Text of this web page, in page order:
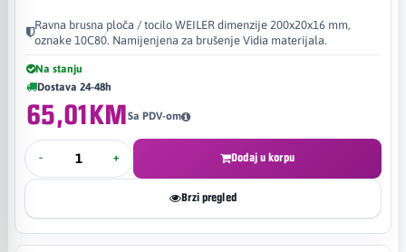
Ravna brusna ploča / tocilo WEILER dimenzije 200x20x16 mm,
oznake 10C80. Namijenjena za brušenje Vidia materijala.
Na stanju
Dostava 24-48h
65,01KMSa PDV-om
- + Dodaj u korpu
Brzi pregled